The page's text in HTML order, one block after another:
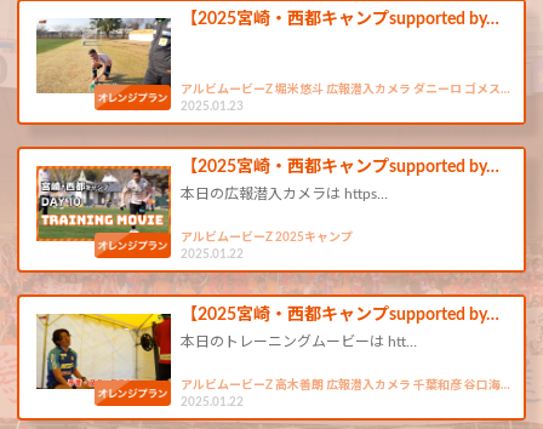
【2025宮崎・西都キャンプsupported by…
アルビムービーZ 堀米悠斗 広報潜入カメラ ダニーロ ゴメス…
2025.01.23
【2025宮崎・西都キャンプsupported by…
本日の広報潜入カメラは ​https…
アルビムービーZ 2025キャンプ
2025.01.22
【2025宮崎・西都キャンプsupported by…
本日のトレーニングムービーは htt…
アルビムービーZ 高木善朗 広報潜入カメラ 千葉和彦 谷口海…
2025.01.22